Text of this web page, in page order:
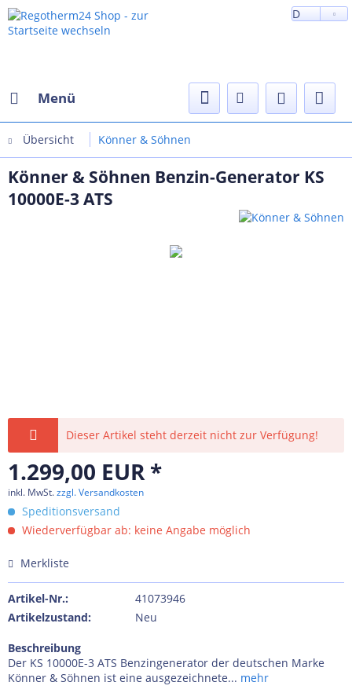
D
Menü
Übersicht Könner & Söhnen
Könner & Söhnen Benzin-Generator KS
10000E-3 ATS
Dieser Artikel steht derzeit nicht zur Verfügung!
1.299,00 EUR *
inkl. MwSt.zzgl. Versandkosten
Speditionsversand
Wiederverfügbar ab: keine Angabe möglich
Merkliste
Artikel-Nr.:
41073946
Artikelzustand:
Neu
Beschreibung
Der KS 10000E-3 ATS Benzingenerator der deutschen Marke
Könner & Söhnen ist eine ausgezeichnete... mehr